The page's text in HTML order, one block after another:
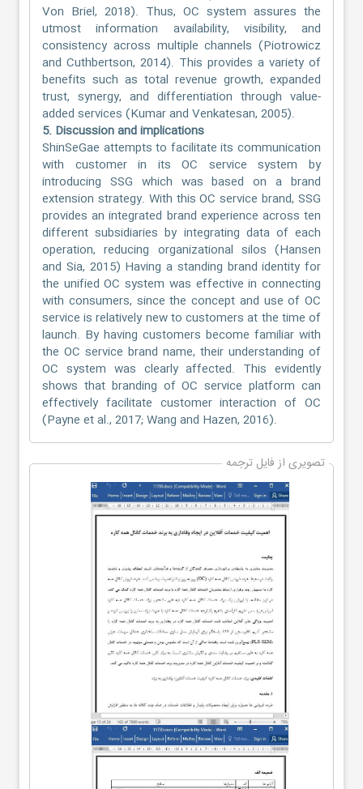
Von Briel, 2018). Thus, OC system assures the
utmost information availability, visibility, and
consistency across multiple channels (Piotrowicz
and Cuthbertson, 2014). This provides a variety of
benefits such as total revenue growth, expanded
trust, synergy, and differentiation through value-
added services (Kumar and Venkatesan, 2005).
5. Discussion and implications
ShinSeGae attempts to facilitate its communication
with customer in its OC service system by
introducing SSG which was based on a brand
extension strategy. With this OC service brand, SSG
provides an integrated brand experience across ten
different subsidiaries by integrating data of each
operation, reducing organizational silos (Hansen
and Sia, 2015) Having a standing brand identity for
the unified OC system was effective in connecting
with consumers, since the concept and use of OC
service is relatively new to customers at the time of
launch. By having customers become familiar with
the OC service brand name, their understanding of
OC system was clearly affected. This evidently
shows that branding of OC service platform can
effectively facilitate customer interaction of OC
(Payne et al., 2017; Wang and Hazen, 2016).
تصویری از فایل ترجمه